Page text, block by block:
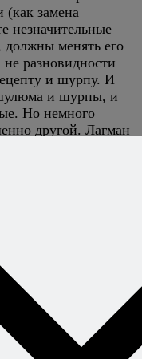
замена
незначительные
менять его
разновидности
и шурпу. И
и шурпы, и
Но немного
другой. Лагман
его вкус. Просят
основу ваш рецепт,
И пасту такую
есть ещё и
она
содержание.
портит. Мне,